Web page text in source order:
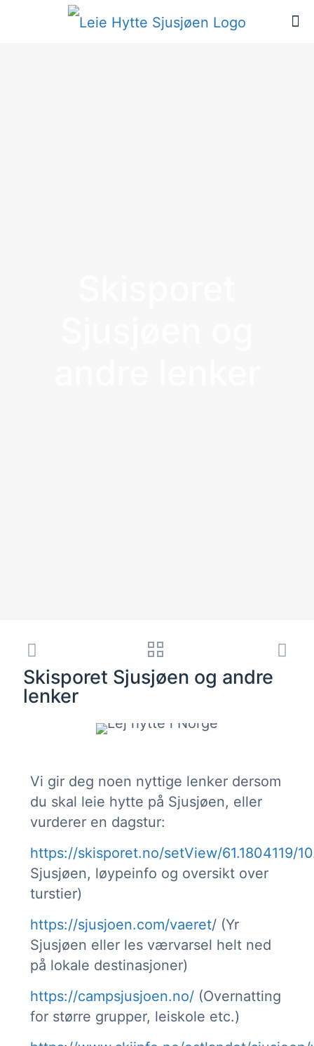
Skisporet Sjusjøen og andre
lenker
Vi gir deg noen nyttige lenker dersom
du skal leie hytte på Sjusjøen, eller
vurderer en dagstur:
https://skisporet.no/setView/61.1804119/
Sjusjøen, løypeinfo og oversikt over
turstier)
https://sjusjoen.com/vaeret/ (Yr
Sjusjøen eller les værvarsel helt ned
på lokale destinasjoner)
https://campsjusjoen.no/ (Overnatting
for større grupper, leiskole etc.)